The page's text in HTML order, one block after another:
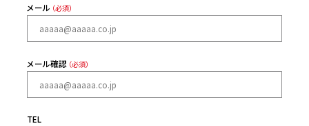
メール （必須）
メール確認 （必須）
TEL